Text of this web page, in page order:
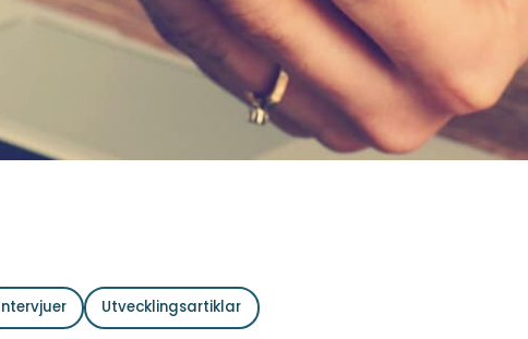
Utvecklingsartiklar